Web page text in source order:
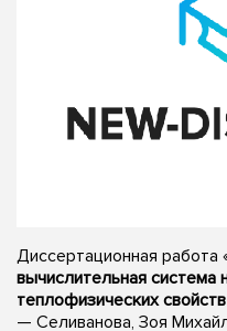
Диссертационная работа
вычислительная
теплофизических
— Селиванова, Зоя